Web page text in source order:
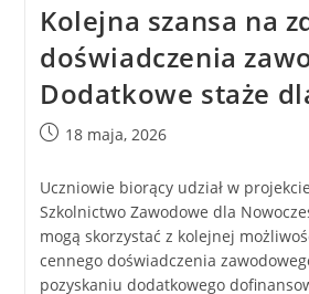
Kolejna szansa na
doświadczenia
Dodatkowe staże
18 maja, 2026
Uczniowie biorący udział w
Szkolnictwo Zawodowe dla
mogą skorzystać z kolejnej
cennego doświadczenia
pozyskaniu dodatkowego